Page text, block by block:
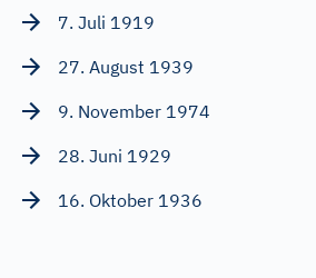
7. Juli 1919
27. August 1939
9. November 1974
28. Juni 1929
16. Oktober 1936